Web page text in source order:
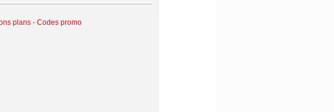
plans - Codes promo